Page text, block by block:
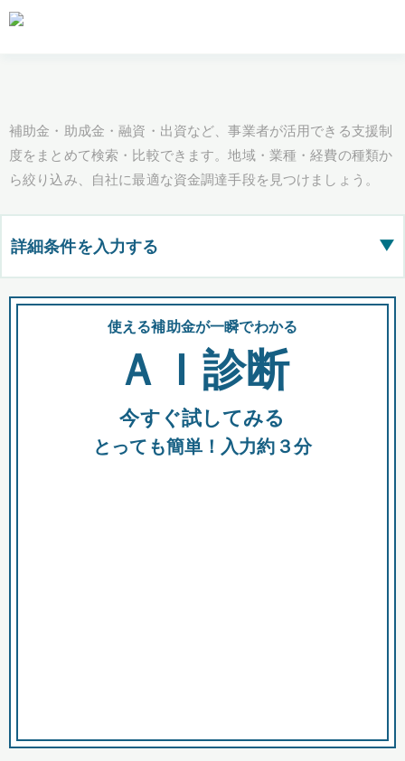
補助金・助成金・融資・出資など、事業者が活用できる支援制
度をまとめて検索・比較できます。地域・業種・経費の種類か
ら絞り込み、自社に最適な資金調達手段を見つけましょう。
詳細条件を入力する ▶
都道府県
全国の検索結果を含めて表示
助成金 融資 出資
使える補助金が一瞬でわかる
ＡＩ診断
今すぐ試してみる
とっても簡単！入力約３分